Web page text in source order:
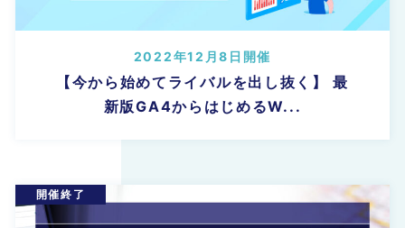
【今から始めてライバルを出し抜く】 最
新版GA4からはじめるW...
2022年12月8日開催